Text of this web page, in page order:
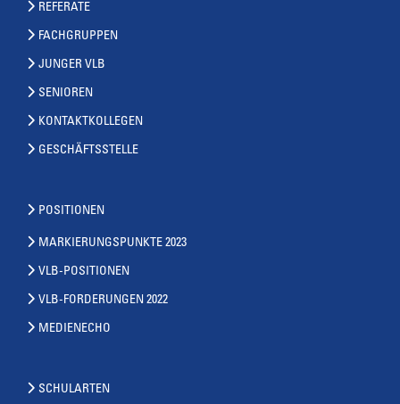
REFERATE
FACHGRUPPEN
JUNGER VLB
SENIOREN
KONTAKTKOLLEGEN
GESCHÄFTSSTELLE
POSITIONEN
MARKIERUNGSPUNKTE 2023
VLB-POSITIONEN
VLB-FORDERUNGEN 2022
MEDIENECHO
SCHULARTEN